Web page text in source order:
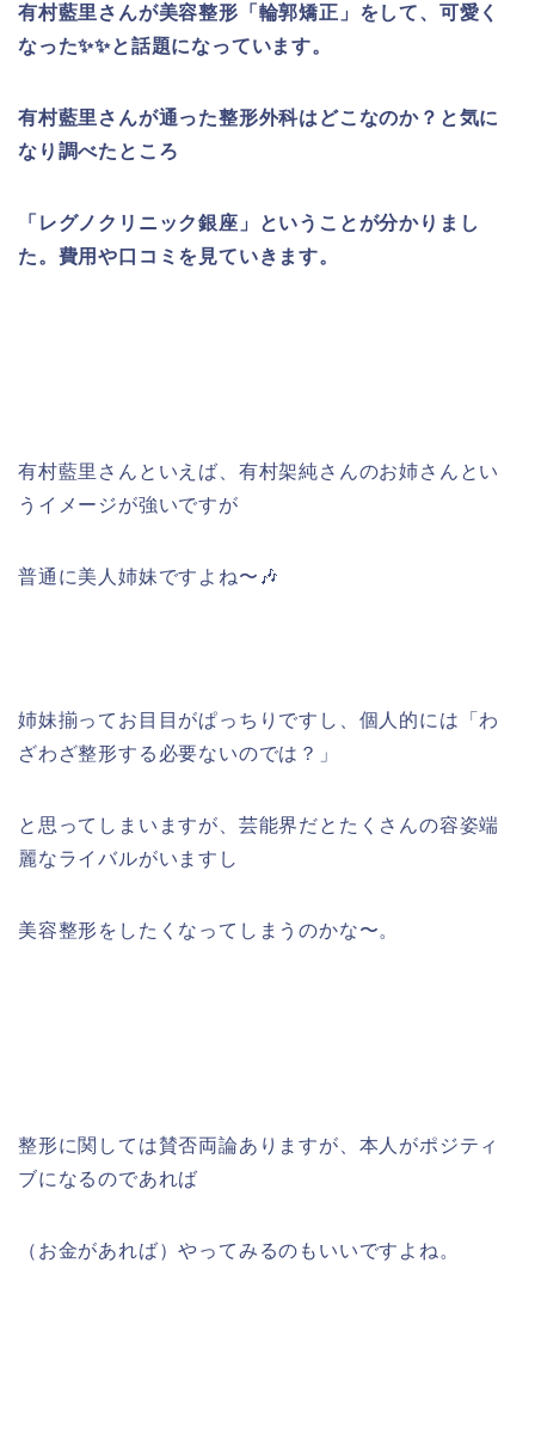
有村藍里さんが美容整形「輪郭矯正」をして、可愛く
なった✨✨と話題になっています。
有村藍里さんが通った整形外科はどこなのか？と気に
なり調べたところ
「レグノクリニック銀座」ということが分かりまし
た。費用や口コミを見ていきます。
有村藍里さんといえば、有村架純さんのお姉さんとい
うイメージが強いですが
普通に美人姉妹ですよね〜🎶
姉妹揃ってお目目がぱっちりですし、個人的には「わ
ざわざ整形する必要ないのでは？」
と思ってしまいますが、芸能界だとたくさんの容姿端
麗なライバルがいますし
美容整形をしたくなってしまうのかな〜。
整形に関しては賛否両論ありますが、本人がポジティ
ブになるのであれば
（お金があれば）やってみるのもいいですよね。